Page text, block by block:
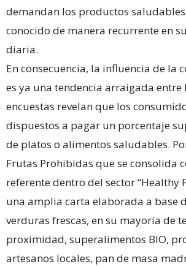
demandan los productos
conocido de manera recurrente en
diaria.
En consecuencia, la influencia de la
es ya una tendencia arraigada entre
encuestas revelan que los
dispuestos a pagar un porcentaje
de platos o alimentos saludables.
Frutas Prohibidas que se consolida
referente dentro del sector “Healthy
una amplia carta elaborada a base
verduras frescas, en su mayoría de
proximidad, superalimentos BIO,
artesanos locales, pan de masa